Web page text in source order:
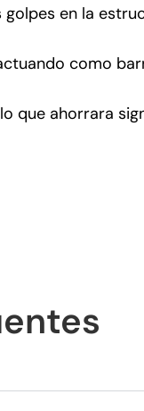
en la
como
que ahorrara